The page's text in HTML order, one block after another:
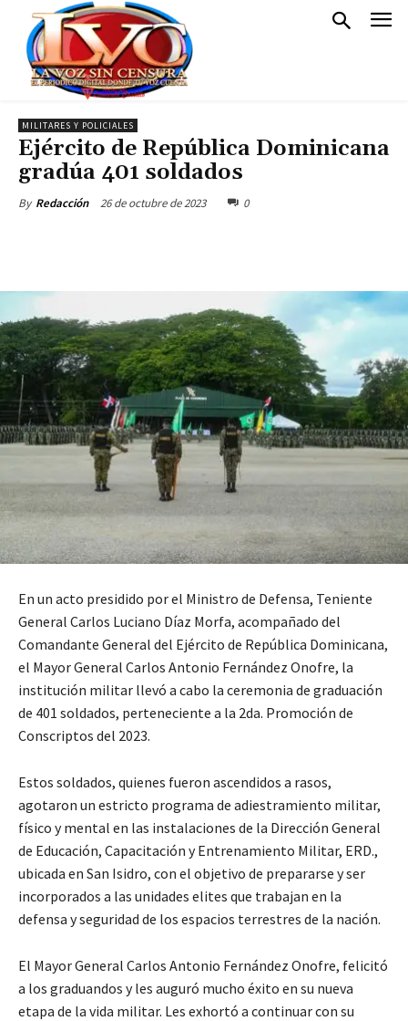
MILITARES Y POLICIALES
Ejército de República Dominicana
gradúa 401 soldados
By Redacción 26 de octubre de 2023 0
En un acto presidido por el Ministro de Defensa, Teniente
General Carlos Luciano Díaz Morfa, acompañado del
Comandante General del Ejército de República Dominicana,
el Mayor General Carlos Antonio Fernández Onofre, la
institución militar llevó a cabo la ceremonia de graduación
de 401 soldados, perteneciente a la 2da. Promoción de
Conscriptos del 2023.
Estos soldados, quienes fueron ascendidos a rasos,
agotaron un estricto programa de adiestramiento militar,
físico y mental en las instalaciones de la Dirección General
de Educación, Capacitación y Entrenamiento Militar, ERD.,
ubicada en San Isidro, con el objetivo de prepararse y ser
incorporados a las unidades elites que trabajan en la
defensa y seguridad de los espacios terrestres de la nación.
El Mayor General Carlos Antonio Fernández Onofre, felicitó
a los graduandos y les auguró mucho éxito en su nueva
etapa de la vida militar. Les exhortó a continuar con su